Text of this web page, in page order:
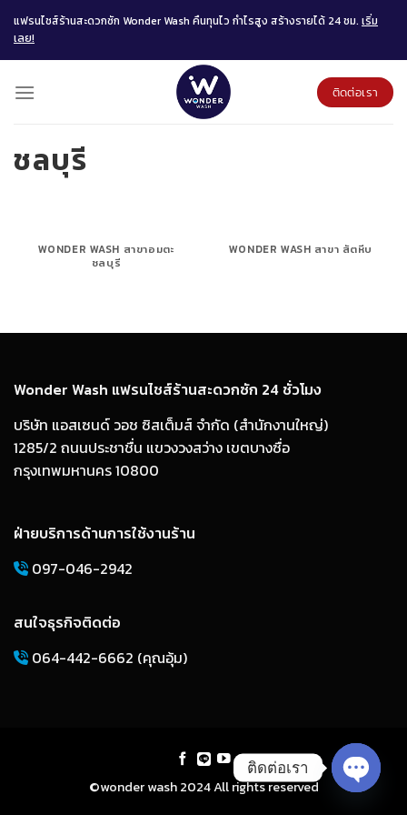
content
แฟรนไชส์ร้านสะดวกซัก Wonder Wash คืนทุนไว กำไรสูง สร้างรายได้ 24 ชม. เริ่ม
เลย!
ติดต่อเรา
ชลบุรี
WONDER WASH สาขาอมตะ
ชลบุรี
WONDER WASH สาขา สัตหีบ
Wonder Wash แฟรนไชส์ร้านสะดวกซัก 24 ชั่วโมง
บริษัท แอสเซนด์ วอช ซิสเต็มส์ จำกัด (สำนักงานใหญ่)
1285/2 ถนนประชาชื่น แขวงวงสว่าง เขตบางซื่อ
กรุงเทพมหานคร 10800
ฝ่ายบริการด้านการใช้งานร้าน
097-046-2942
สนใจธุรกิจติดต่อ
064-442-6662 (คุณอุ้ม)
©wonder wash 2024 All rights reserved
ติดต่อเรา